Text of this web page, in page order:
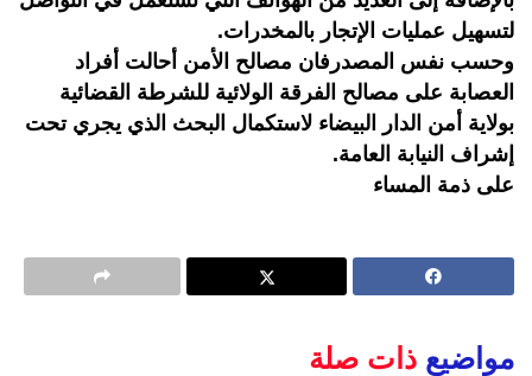
لتسهيل عمليات الإتجار بالمخدرات.
وحسب نفس المصدرفان مصالح الأمن أحالت أفراد
العصابة على مصالح الفرقة الولائية للشرطة القضائية
بولاية أمن الدار البيضاء لاستكمال البحث الذي يجري تحت
إشراف النيابة العامة.
على ذمة المساء
مواضيع ذات صلة